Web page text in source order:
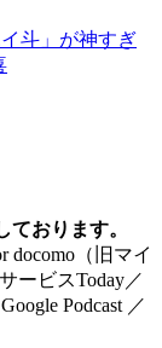
斗」が神すぎ
おります。
docomo（旧マイ
ービスToday／
Podcast ／